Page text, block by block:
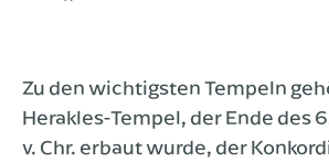
Zu den wichtigsten Tempeln
Herakles-Tempel, der Ende des
v. Chr. erbaut wurde, der